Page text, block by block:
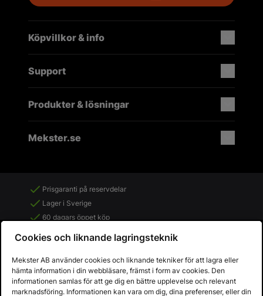
Köpvillkor & info
Support
Produkter & lösningar
Mekster.se
Prisgaranti på reservdelar
Lager i Sverige
60 dagars öppet köp
Fria returer
Cookies och liknande lagringsteknik
Mekster AB använder cookies och liknande tekniker för att lagra eller
hämta information i din webbläsare, främst i form av cookies. Den
informationen samlas för att ge dig en bättre upplevelse och relevant
marknadsföring. Informationen kan vara om dig, dina preferenser, eller din